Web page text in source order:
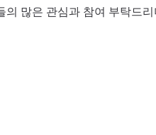
의 많은 관심과 참여 부탁드